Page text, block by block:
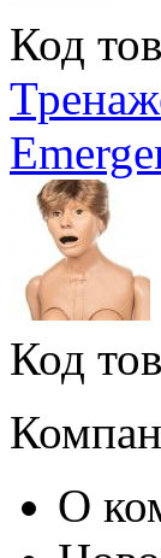
Код
Код
О